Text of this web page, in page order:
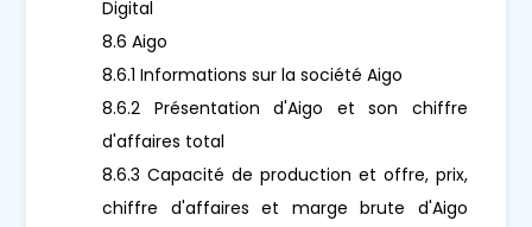
Digital
8.6 Aigo
8.6.1 Informations sur la société Aigo
8.6.2 Présentation d'Aigo et son chiffre
d'affaires total
8.6.3 Capacité de production et offre, prix,
chiffre d'affaires et marge brute d'Aigo